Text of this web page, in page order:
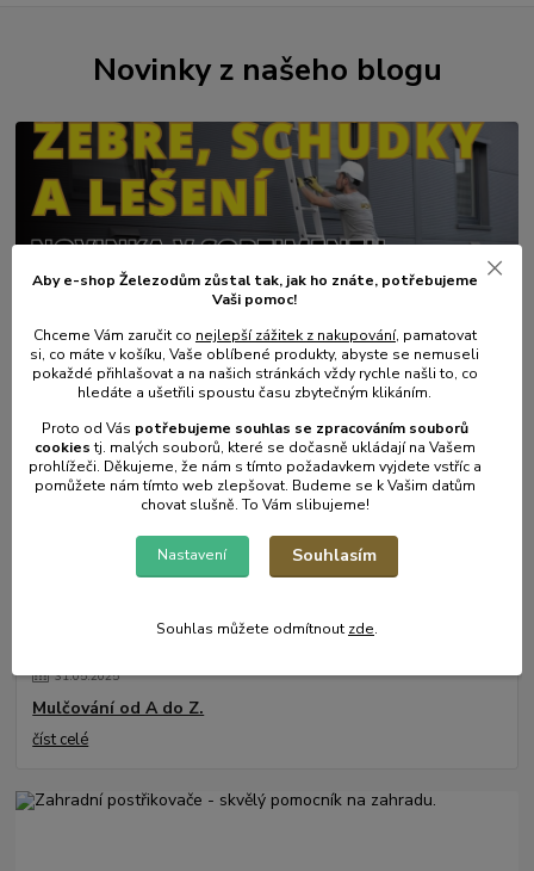
Novinky z našeho blogu
01.08. 2026
💥 Stali jsme se přímým dovozcem hliníkových žebřů a
lešení.
31.05.2025
Mulčování od A do Z.
číst celé
Aby e-shop Železodům zůstal tak, jak ho znáte, potřebujeme
Vaši pomoc!
Chceme Vám zaručit co nejlepší zážitek z nakupování, pamatovat
si, co máte v košíku, Vaše oblíbené produkty, abyste se nemuseli
pokaždé přihlašovat a na našich stránkách vždy rychle našli to, co
hledáte a ušetřili spoustu času zbytečným klikáním.
Proto od Vás potřebujeme souhlas se zpracováním souborů
cookiestj. malých souborů, které se dočasně ukládají na Vašem
prohlížeči. Děkujeme, že nám s tímto požadavkem vyjdete vstříc a
pomůžete nám tímto web zlepšovat. Budeme se k Vašim datům
chovat slušně. To Vám slibujeme!
Nastavení Souhlasím
Souhlas můžete odmítnout zde.